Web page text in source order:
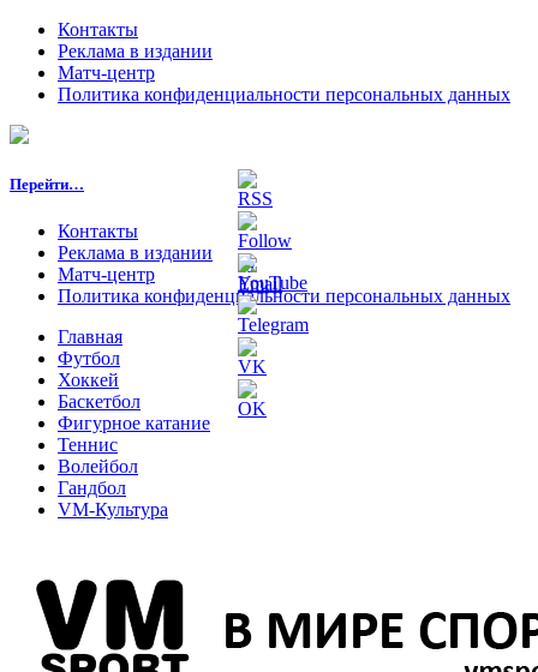
Контакты
Реклама в издании
Матч-центр
Политика конфиденциальности персональных данных
Перейти…
Контакты
Реклама в издании
Матч-центр
Политика конфиденциальности персональных данных
Главная
Футбол
Хоккей
Баскетбол
Фигурное катание
Теннис
Волейбол
Гандбол
VM-Культура